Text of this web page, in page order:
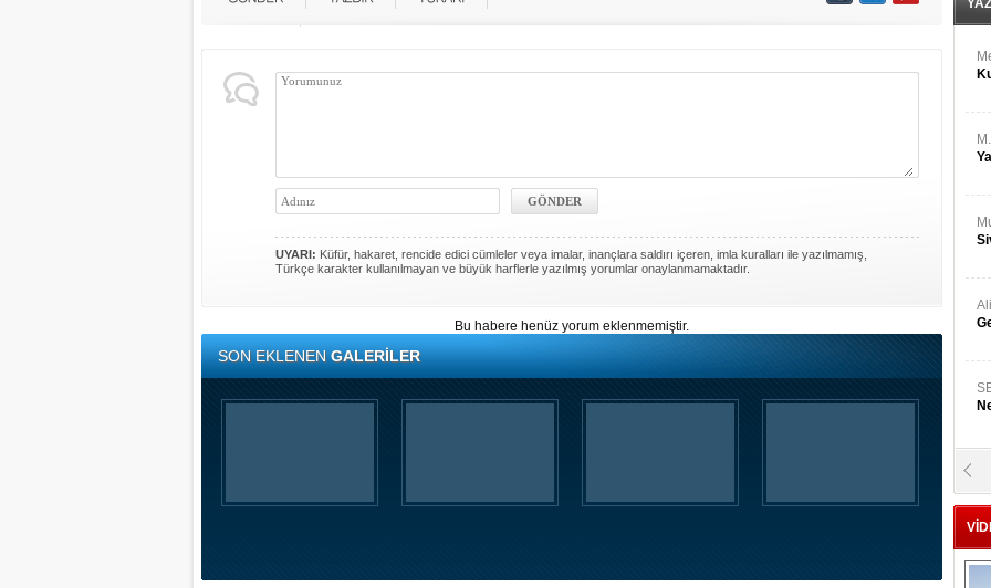
UYARI: Küfür, hakaret, rencide edici cümleler veya imalar, inançlara saldırı içeren, imla kuralları ile yazılmamış,
Türkçe karakter kullanılmayan ve büyük harflerle yazılmış yorumlar onaylanmamaktadır.
Bu habere henüz yorum eklenmemiştir.
SON EKLENENGALERİLER